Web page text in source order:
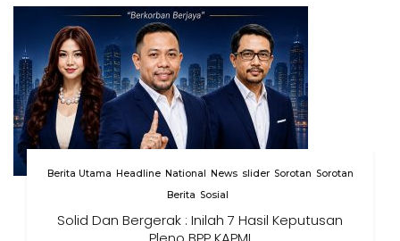
Berita Utama Headline National News slider Sorotan Sorotan
Berita Sosial
Solid Dan Bergerak : Inilah 7 Hasil Keputusan